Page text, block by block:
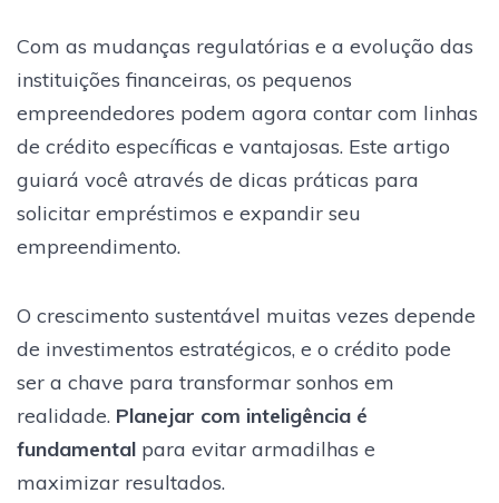
Com as mudanças regulatórias e a evolução das
instituições financeiras, os pequenos
empreendedores podem agora contar com linhas
de crédito específicas e vantajosas. Este artigo
guiará você através de dicas práticas para
solicitar empréstimos e expandir seu
empreendimento.
O crescimento sustentável muitas vezes depende
de investimentos estratégicos, e o crédito pode
ser a chave para transformar sonhos em
realidade. Planejar com inteligência é
fundamental para evitar armadilhas e
maximizar resultados.